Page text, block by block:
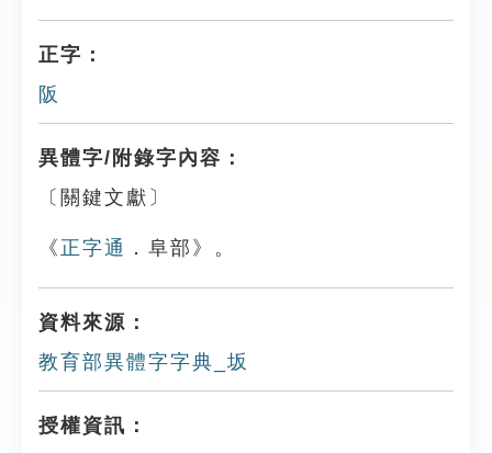
正字：
阪
異體字/附錄字內容：
〔關鍵文獻〕
《 正字通 ．阜部》。
資料來源：
教育部異體字字典_坂
授權資訊：